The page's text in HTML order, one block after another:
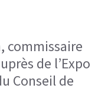
commissaire
de l’Expo
Conseil de